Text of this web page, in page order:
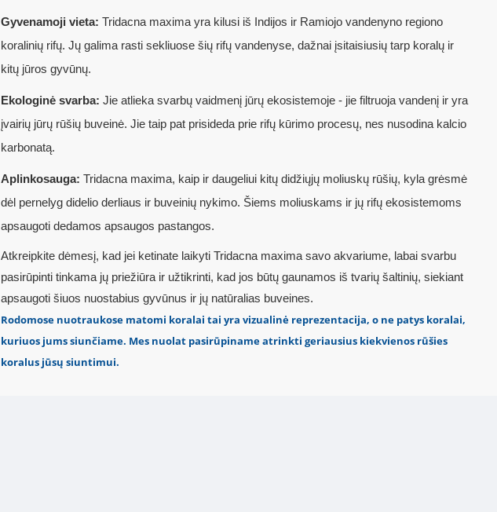
Gyvenamoji vieta: Tridacna maxima yra kilusi iš Indijos ir Ramiojo vandenyno regiono
koralinių rifų. Jų galima rasti sekliuose šių rifų vandenyse, dažnai įsitaisiusių tarp koralų ir
kitų jūros gyvūnų.
Ekologinė svarba: Jie atlieka svarbų vaidmenį jūrų ekosistemoje - jie filtruoja vandenį ir yra
įvairių jūrų rūšių buveinė. Jie taip pat prisideda prie rifų kūrimo procesų, nes nusodina kalcio
karbonatą.
Aplinkosauga: Tridacna maxima, kaip ir daugeliui kitų didžiųjų moliuskų rūšių, kyla grėsmė
dėl pernelyg didelio derliaus ir buveinių nykimo. Šiems moliuskams ir jų rifų ekosistemoms
apsaugoti dedamos apsaugos pastangos.
Atkreipkite dėmesį, kad jei ketinate laikyti Tridacna maxima savo akvariume, labai svarbu
pasirūpinti tinkama jų priežiūra ir užtikrinti, kad jos būtų gaunamos iš tvarių šaltinių, siekiant
apsaugoti šiuos nuostabius gyvūnus ir jų natūralias buveines.
Rodomose nuotraukose matomi koralai tai yra vizualinė reprezentacija, o ne patys koralai,
kuriuos jums siunčiame. Mes nuolat pasirūpiname atrinkti geriausius kiekvienos rūšies
koralus jūsų siuntimui.